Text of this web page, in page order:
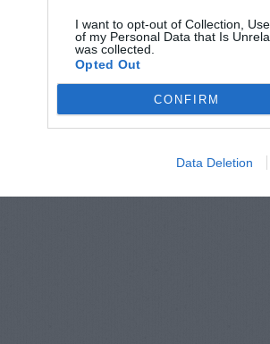
I want to opt-out of Collection,
of my Personal Data that Is
was collected.
Opted Out
CONFIRM
Data Deletion